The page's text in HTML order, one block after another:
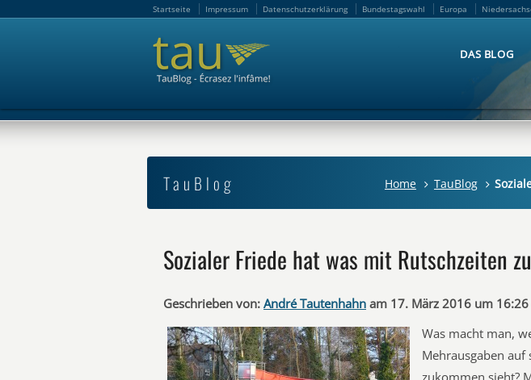
Startseite Impressum Datenschutzerklärung Bundestagswahl Europa
DAS BLOG
TauBlog Home TauBlog
Sozialer Friede hat was mit Rutschzeiten
Geschrieben von: André Tautenhahn am 17. März 2016 um 16:26
Was macht man,
Mehrausgaben auf
zukommen sieht?
Startseite Impressum Datenschutzerklärung Bundestagswahl Europa
DAS BLOG